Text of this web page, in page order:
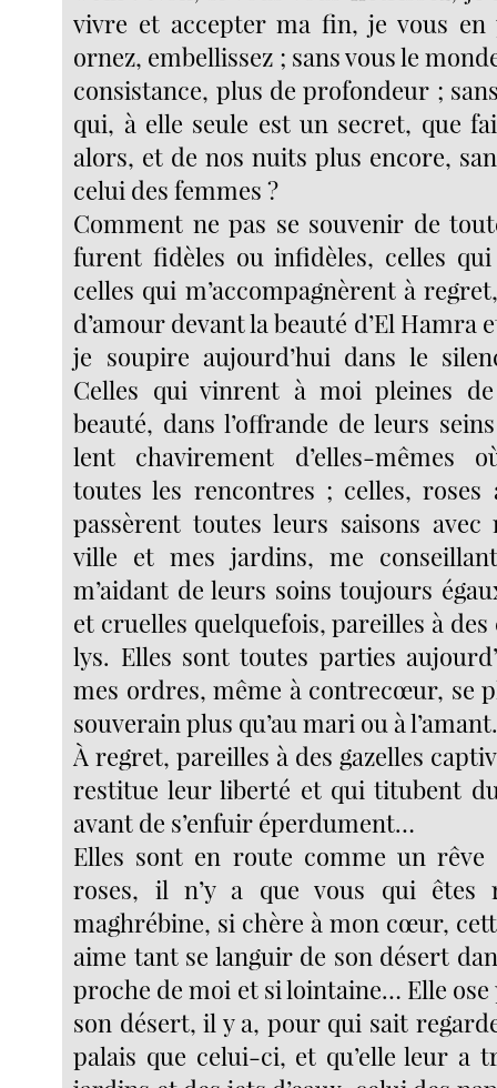
vivre et accepter ma fin, je vous en
ornez, embellissez ; sans vous le
consistance, plus de profondeur ;
qui, à elle seule est un secret, que
alors, et de nos nuits plus encore,
celui des femmes ?
Comment ne pas se souvenir de
furent fidèles ou infidèles, celles
celles qui m’accompagnèrent à
d’amour devant la beauté d’El Hamra
je soupire aujourd’hui dans le
Celles qui vinrent à moi pleines
beauté, dans l’offrande de leurs
lent chavirement d’elles-mêmes
toutes les rencontres ; celles, roses
passèrent toutes leurs saisons
ville et mes jardins, me
m’aidant de leurs soins toujours
et cruelles quelquefois, pareilles à des
lys. Elles sont toutes parties
mes ordres, même à contrecœur, se
souverain plus qu’au mari ou à
À regret, pareilles à des gazelles
restitue leur liberté et qui titubent
avant de s’enfuir éperdument…
Elles sont en route comme un rêve
roses, il n’y a que vous qui êtes
maghrébine, si chère à mon cœur,
aime tant se languir de son désert
proche de moi et si lointaine… Elle ose
son désert, il y a, pour qui sait
palais que celui-ci, et qu’elle leur a